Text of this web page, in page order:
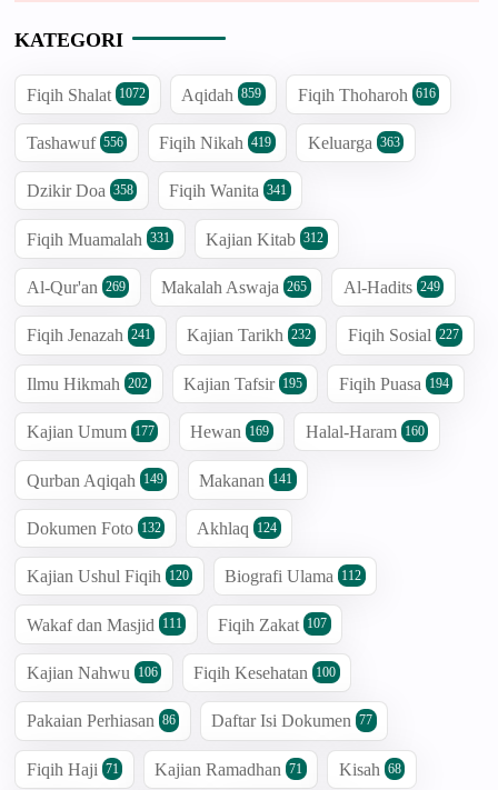
KATEGORI
Fiqih Shalat 1072 Aqidah 859 Fiqih Thoharoh 616
Tashawuf 556 Fiqih Nikah 419 Keluarga 363
Dzikir Doa 358 Fiqih Wanita 341
Fiqih Muamalah 331 Kajian Kitab 312
Al-Qur'an 269 Makalah Aswaja 265 Al-Hadits 249
Fiqih Jenazah 241 Kajian Tarikh 232 Fiqih Sosial 227
Ilmu Hikmah 202 Kajian Tafsir 195 Fiqih Puasa 194
Kajian Umum 177 Hewan 169 Halal-Haram 160
Qurban Aqiqah 149 Makanan 141
Dokumen Foto 132 Akhlaq 124
Kajian Ushul Fiqih 120 Biografi Ulama 112
Wakaf dan Masjid 111 Fiqih Zakat 107
Kajian Nahwu 106 Fiqih Kesehatan 100
Pakaian Perhiasan 86 Daftar Isi Dokumen 77
Fiqih Haji 71 Kajian Ramadhan 71 Kisah 68